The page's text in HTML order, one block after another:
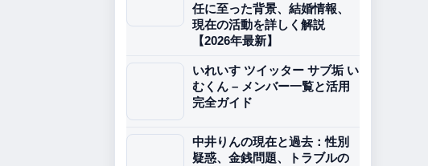
任に至った背景、結婚情報、
現在の活動を詳しく解説
【2026年最新】
いれいす ツイッター サブ垢 い
むくん – メンバー一覧と活用
完全ガイド
中井りんの現在と過去：性別
疑惑、金銭問題、トラブルの